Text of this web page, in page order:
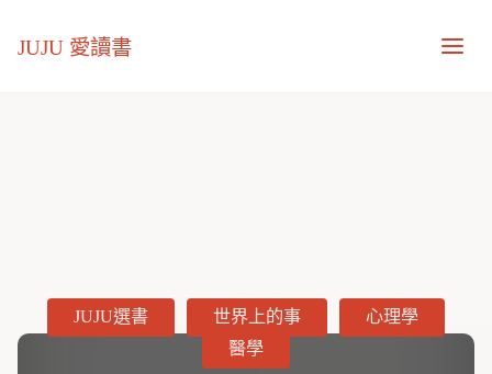
JUJU 愛讀書
JUJU選書 世界上的事
心理學
醫學